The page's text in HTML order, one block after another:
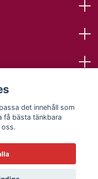
det innehåll som
få bästa tänkbara
oss.